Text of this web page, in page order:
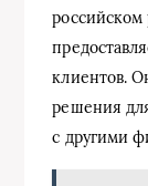
российском
клиентов.
решения
с другими